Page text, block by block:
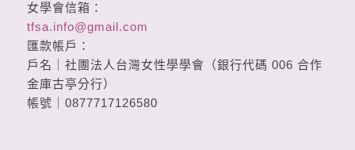
女學會信箱：
tfsa.info@gmail.com
匯款帳戶：
戶名｜社團法人台灣女性學學會（銀行代碼 006 合作
金庫古亭分行）
帳號｜0877717126580